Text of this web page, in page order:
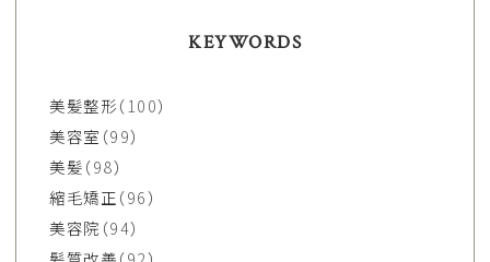
KEYWORDS
美髪整形（100）
美容室 （99）
美髪（98）
縮毛矯正（96）
美容院 （94）